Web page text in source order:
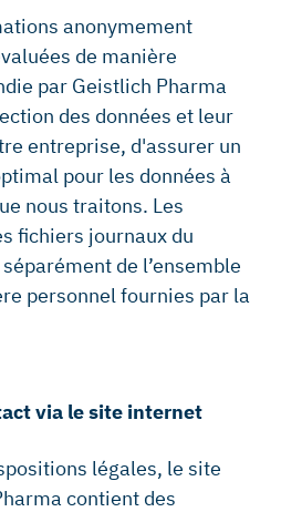
anonymement
de manière
par Geistlich Pharma
des données et leur
entreprise, d'assurer un
pour les données à
nous traitons. Les
fichiers journaux du
de l’ensemble
personnel fournies par la
via le site internet
légales, le site
contient des